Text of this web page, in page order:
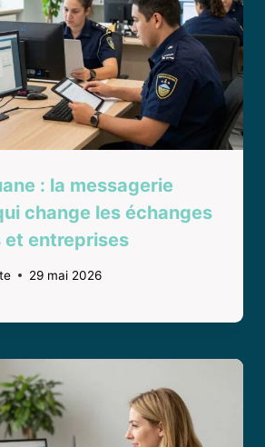
: la messagerie
change les échanges
et entreprises
29 mai 2026